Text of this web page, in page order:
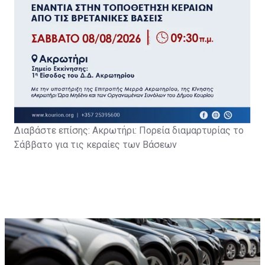
Διαβάστε επίσης: Ακρωτήρι: Πορεία διαμαρτυρίας το
Σάββατο για τις κεραίες των Βάσεων